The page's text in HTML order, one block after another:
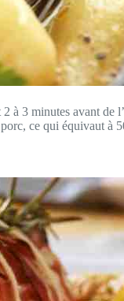
à 3 minutes avant de
ce qui équivaut à